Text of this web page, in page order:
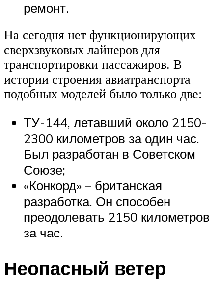
ремонт.
На сегодня нет функционирующих
сверхзвуковых лайнеров для
транспортировки пассажиров. В
истории строения авиатранспорта
подобных моделей было только две:
ТУ-144, летавший около 2150-
2300 километров за один час.
Был разработан в Советском
Союзе;
«Конкорд» – британская
разработка. Он способен
преодолевать 2150 километров
за час.
Неопасный ветер